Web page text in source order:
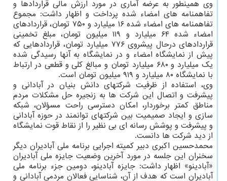
وی همینطور به عرضه آماری در مورد ارزش مالی قراردادها و
تفاهمنامه های امضاء شده پرداخت و اظهار داشت: مجموع
تفاهمنامه های امضاء شده ۱۶ میلیارد و ۷۵۰ تومان، قراردادهای
امضاء شده ۶۴ میلیارد و ۱۱۹ میلیون تومان، مبلغ تخمینی
قراردادهای درحال پیشروی ۷۷۶ میلیارد تومان، قراردادهایی که
پیش از نمایشگاه امضاء و در نمایشگاه به آنها رسیدگی شده
یک میلیارد و ۶۸۰ میلیارد تومان و مبالغ کلی و قطعی در ارتباط
با نمایشگاه ۸۰ میلیارد و ۹۱۹ میلیون تومان است.
وی، استفاده از ظرفیت شرکتهای دانش بنیان در آبادانی و
پیشرفت و اتصال این شرکت ها به زنجیره حل مشکلات مردم
مناطق کمتر برخوردار، امکان دسترسی راحت مسؤلان، شبکه
سازی و ایجاد صمیمیت بین شرکتهای توانمند در حوزه آبادانی
و پیشرفت و پوشش رسانه ای بی نظیر را از نقاط قوت نمایشگاه
از دید شرکت ها دانست.
محمدحسین اکبری دبیر کمیته اجرایی برنامه ملی آبادیران دیگر
سخنران این جلسه در مورد آخرین وضعیت جایزه ملی آبادیران
«آبادینو» اظهار داشت: جایزه آبادینو، دومین جزء برنامه ملی
آبادیران است که هدف از آن، شناسایی فعالان مردمی آبادانی و